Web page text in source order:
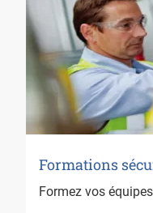
Formations
Formez vos